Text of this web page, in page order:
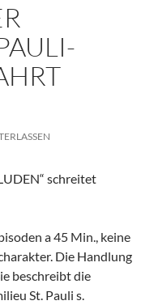
schreitet
a 45 Min., keine
Die Handlung
beschreibt die
St. Pauli s.